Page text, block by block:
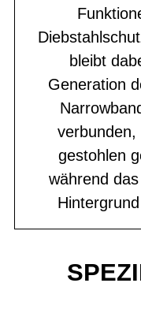
bleibt
Generation
verbunden,
gestohlen
während